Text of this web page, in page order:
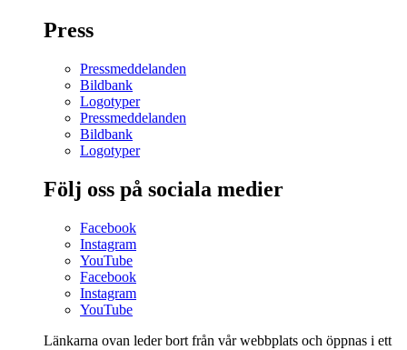
Press
Pressmeddelanden
Bildbank
Logotyper
Pressmeddelanden
Bildbank
Logotyper
Följ oss på sociala medier
Facebook
Instagram
YouTube
Facebook
Instagram
YouTube
Länkarna ovan leder bort från vår webbplats och öppnas i ett